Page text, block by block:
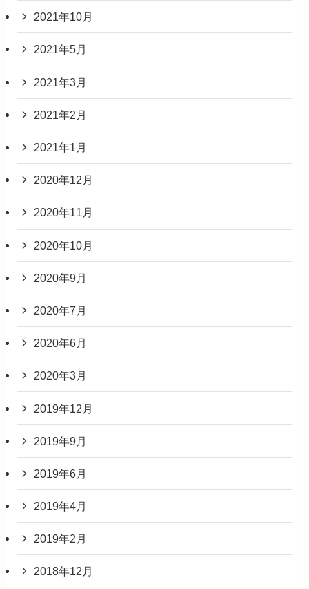
2021年10月
2021年5月
2021年3月
2021年2月
2021年1月
2020年12月
2020年11月
2020年10月
2020年9月
2020年7月
2020年6月
2020年3月
2019年12月
2019年9月
2019年6月
2019年4月
2019年2月
2018年12月